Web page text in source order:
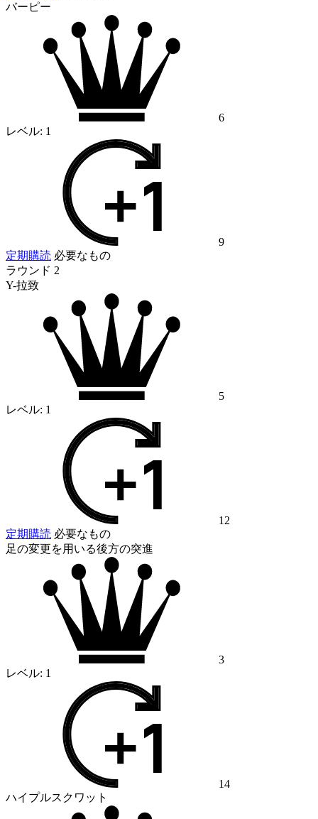
バーピー
6
レベル: 1
9
定期購読 必要なもの
ラウンド 2
Y-拉致
5
レベル: 1
12
定期購読 必要なもの
足の変更を用いる後方の突進
3
レベル: 1
14
ハイプルスクワット